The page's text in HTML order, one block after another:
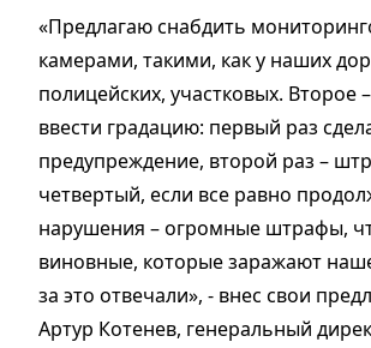
«Предлагаю снабдить
камерами, такими, как у наших
полицейских, участковых. Второе
ввести градацию: первый раз
предупреждение, второй раз –
четвертый, если все равно
нарушения – огромные штрафы,
виновные, которые заражают
за это отвечали», - внес свои
Артур Котенев, генеральный